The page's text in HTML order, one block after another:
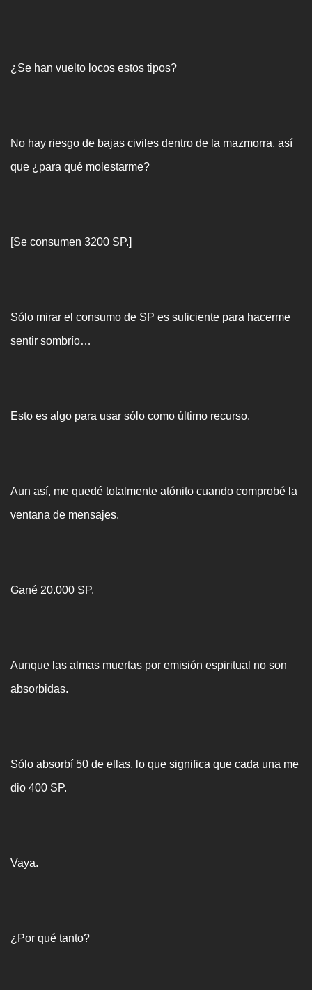
¿Se han vuelto locos estos tipos?
No hay riesgo de bajas civiles dentro de la mazmorra, así
que ¿para qué molestarme?
[Se consumen 3200 SP.]
Sólo mirar el consumo de SP es suficiente para hacerme
sentir sombrío…
Esto es algo para usar sólo como último recurso.
Aun así, me quedé totalmente atónito cuando comprobé la
ventana de mensajes.
Gané 20.000 SP.
Aunque las almas muertas por emisión espiritual no son
absorbidas.
Sólo absorbí 50 de ellas, lo que significa que cada una me
dio 400 SP.
Vaya.
¿Por qué tanto?